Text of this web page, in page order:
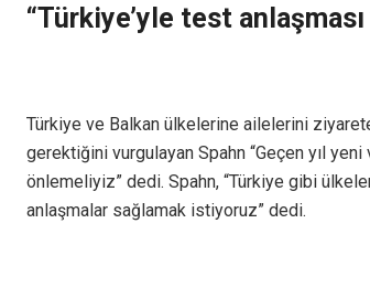
“Türkiye’yle test
Türkiye ve Balkan ülkelerine ailelerini
gerektiğini vurgulayan Spahn “Geçen yıl yeni
önlemeliyiz” dedi. Spahn, “Türkiye gibi
anlaşmalar sağlamak istiyoruz” dedi.